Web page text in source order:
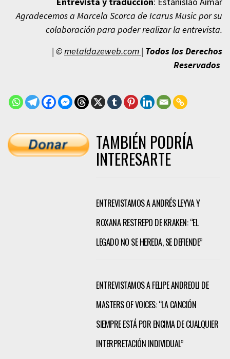
Agradecemos a Marcela Scorca de Icarus Music por su
colaboración para poder realizar la entrevista.
| ©metaldazeweb.com | Todos los Derechos
Reservados
TAMBIÉN PODRÍA
INTERESARTE
ENTREVISTAMOS A ANDRÉS LEYVA Y
ROXANA RESTREPO DE KRAKEN: “EL
LEGADO NO SE HEREDA, SE DEFIENDE”
ENTREVISTAMOS A FELIPE ANDREOLI DE
MASTERS OF VOICES: “LA CANCIÓN
SIEMPRE ESTÁ POR ENCIMA DE CUALQUIER
INTERPRETACIÓN INDIVIDUAL”